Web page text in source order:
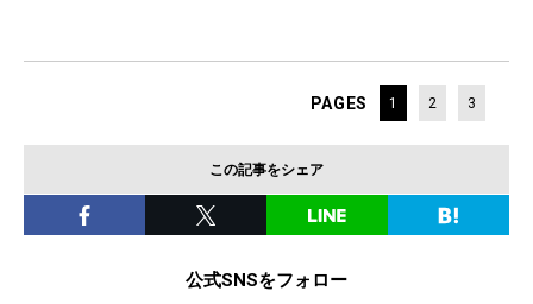
PAGES 1 2 3
この記事をシェア
公式SNSをフォロー